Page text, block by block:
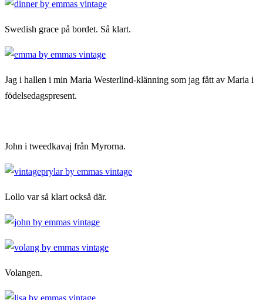
Swedish grace på bordet. Så klart.
Jag i hallen i min Maria Westerlind-klänning som jag fått av Maria i
födelsedagspresent.
John i tweedkavaj från Myrorna.
Lollo var så klart också där.
Volangen.